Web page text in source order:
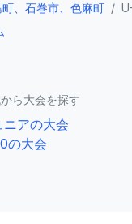
、石巻市、色麻町 /
ら大会を探す
ニアの大会
の大会